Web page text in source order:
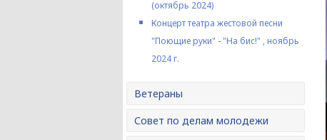
(октябрь 2024)
Концерт театра жестовой песни
"Поющие руки" - "На бис!" , ноябрь
2024 г.
Ветераны
Совет по делам молодежи